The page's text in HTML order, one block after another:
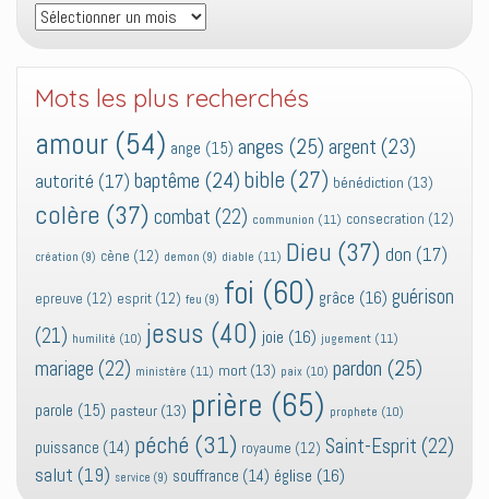
Archives
Mots les plus recherchés
amour (54) ange (15) anges (25) argent (23)
autorité (17) baptême (24) bible (27) bénédiction (13)
colère (37) combat (22) communion (11) consecration (12)
création (9) cène (12) demon (9) diable (11) Dieu (37) don (17)
epreuve (12) esprit (12) feu (9) foi (60) grâce (16) guérison
(21) humilité (10) jesus (40) joie (16) jugement (11)
mariage (22) ministère (11) mort (13) paix (10) pardon (25)
parole (15) pasteur (13) prière (65) prophete (10)
puissance (14) péché (31) royaume (12) Saint-Esprit (22)
salut (19) service (9) souffrance (14) église (16)